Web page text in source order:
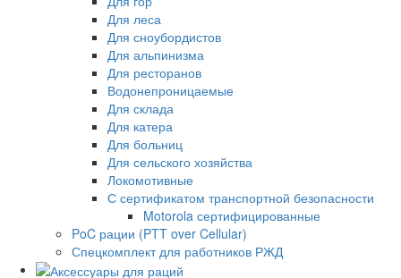
Для леса
Для сноубордистов
Для альпинизма
Для ресторанов
Водонепроницаемые
Для склада
Для катера
Для больниц
Для сельского хозяйства
Локомотивные
С сертификатом транспортной безопасности
Motorola сертифицированные
PoC рации (PTT over Cellular)
Спецкомплект для работников РЖД